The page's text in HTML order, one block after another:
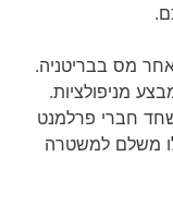
בשנה לאחר מס בבריטניה.
מניפולציות.
חברי פרלמנט
משלם למשטרה